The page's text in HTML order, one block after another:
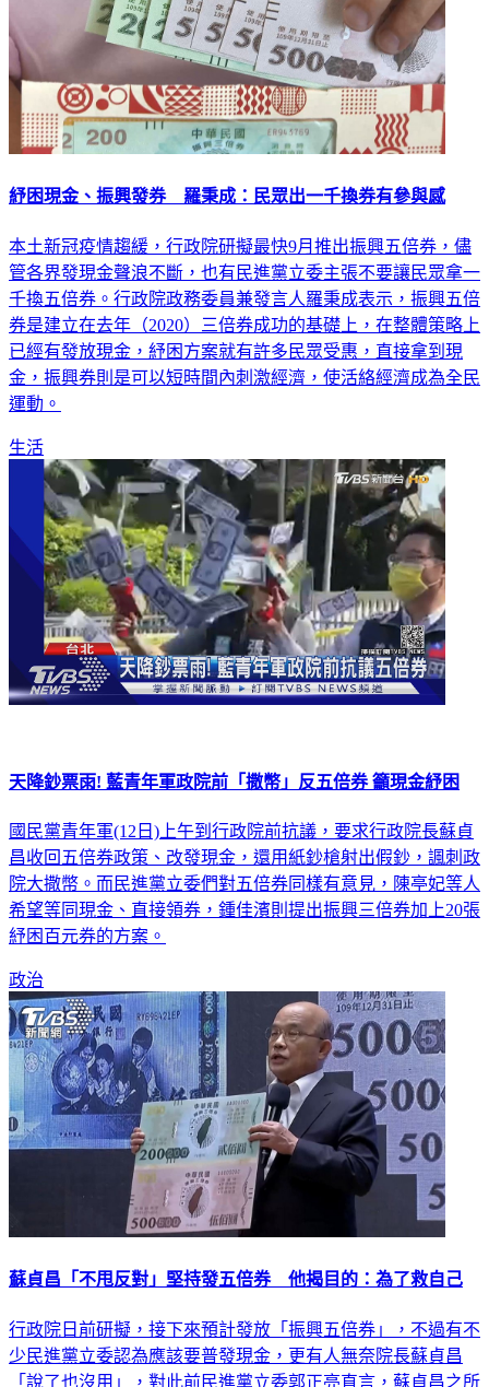
紓困現金、振興發券 羅秉成：民眾出一千換券有參與感
本土新冠疫情趨緩，行政院研擬最快9月推出振興五倍券，儘
管各界發現金聲浪不斷，也有民進黨立委主張不要讓民眾拿一
千換五倍券。行政院政務委員兼發言人羅秉成表示，振興五倍
券是建立在去年（2020）三倍券成功的基礎上，在整體策略上
已經有發放現金，紓困方案就有許多民眾受惠，直接拿到現
金，振興券則是可以短時間內刺激經濟，使活絡經濟成為全民
運動。
生活
天降鈔票雨! 藍青年軍政院前「撒幣」反五倍券 籲現金紓困
國民黨青年軍(12日)上午到行政院前抗議，要求行政院長蘇貞
昌收回五倍券政策、改發現金，還用紙鈔槍射出假鈔，諷刺政
院大撒幣。而民進黨立委們對五倍券同樣有意見，陳亭妃等人
希望等同現金、直接領券，鍾佳濱則提出振興三倍券加上20張
紓困百元券的方案。
政治
蘇貞昌「不甩反對」堅持發五倍券 他揭目的：為了救自己
行政院日前研擬，接下來預計發放「振興五倍券」，不過有不
少民進黨立委認為應該要普發現金，更有人無奈院長蘇貞昌
「說了也沒用」，對此前民進黨立委郭正亮直言，蘇貞昌之所